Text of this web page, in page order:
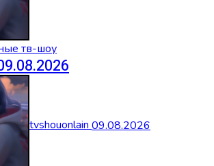
тв-шоу
tvshouonlain09.08.2026